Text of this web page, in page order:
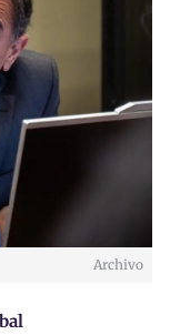
Archivo